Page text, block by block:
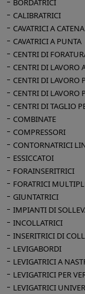
4100 x
Peso
Quadro
1 dx - 1 sx
2
Gruppo
per
mm 14
stelo
Controllo
doppio
manuale
semplici,
Potenza
Aria
x 1600 x
Peso kg
BORDATRICI
CALIBRATRICI
CAVATRICI A
CAVATRICI A PUNTA
CENTRI DI
CENTRI DI LAVORO
CENTRI DI LAVORO
CENTRI DI LAVORO
CENTRI DI TAGLIO
COMBINATE
COMPRESSORI
CONTORNATRICI
ESSICCATOI
FORAINSERITRICI
FORATRICI
GIUNTATRICI
IMPIANTI DI
INCOLLATRICI
INSERITRICI DI
LEVIGABORDI
LEVIGATRICI A
LEVIGATRICI PER
LEVIGATRICI